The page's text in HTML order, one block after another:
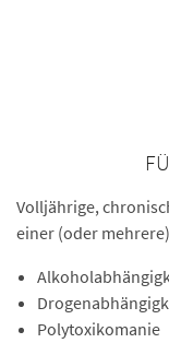
Volljährige,
einer (oder
Polytoxikomanie